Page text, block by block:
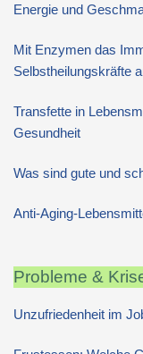
Energie und
Mit Enzymen das
Selbstheilungskräfte
Transfette in
Gesundheit
Was sind gute und
Anti-Aging-
Probleme &
Unzufriedenheit im